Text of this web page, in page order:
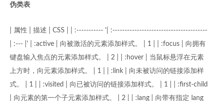
伪类表
| 属性 | 描述 | CSS | | :----------- '| :---------------------------------------
| :--- |' | :active | 向被激活的元素添加样式。 | 1 | | :focus | 向拥有
键盘输入焦点的元素添加样式。 | 2 | | :hover | 当鼠标悬浮在元素
上方时，向元素添加样式。 | 1 | | :link | 向未被访问的链接添加样
式。 | 1 | | :visited | 向已被访问的链接添加样式。 | 1 | | :first-child
| 向元素的第一个子元素添加样式。 | 2 | | :lang | 向带有指定 lang